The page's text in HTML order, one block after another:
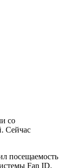
посещаемость
Fan ID.